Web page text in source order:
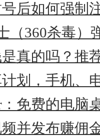
后如何强制
（360杀毒）
真的吗？推
划，手机、
免费的电脑
并发布赚佣